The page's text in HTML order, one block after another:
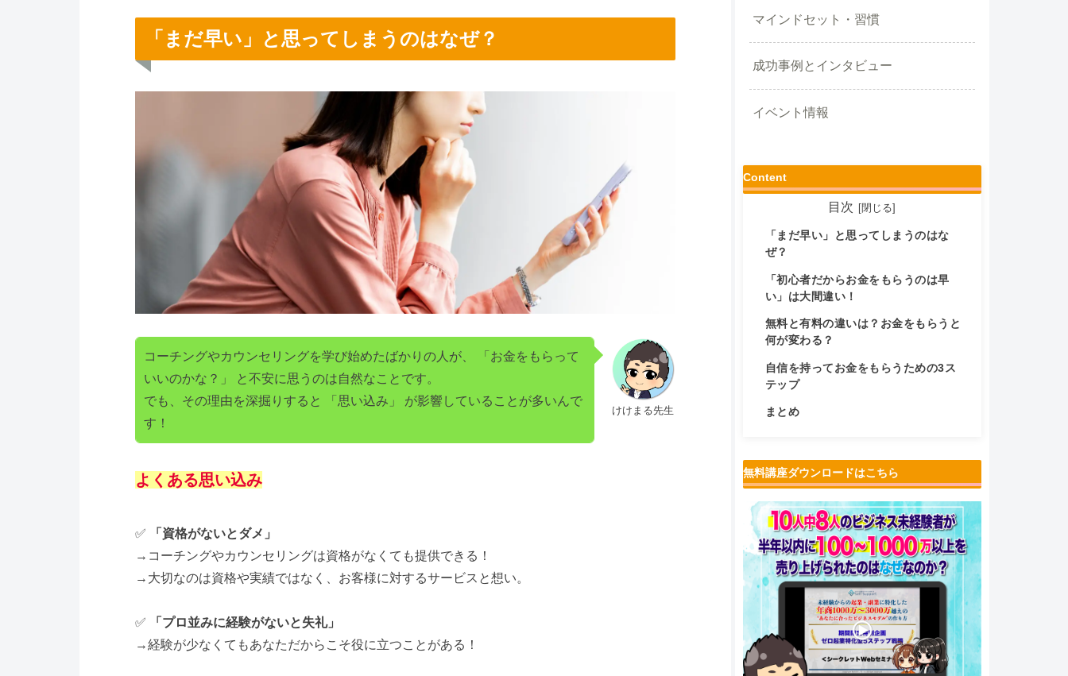
「まだ早い」と思ってしまうのはなぜ？
けけまる先生
コーチングやカウンセリングを学び始めたばかりの人が、 「お金をもらって
いいのかな？」 と不安に思うのは自然なことです。
でも、その理由を深掘りすると 「思い込み」 が影響していることが多いんで
す！
よくある思い込み
✅
「資格がないとダメ」
→コーチングやカウンセリングは資格がなくても提供できる！
→大切なのは資格や実績ではなく、お客様に対するサービスと想い。
✅
「プロ並みに経験がないと失礼」
→経験が少なくてもあなただからこそ役に立つことがある！
マインドセット・習慣
成功事例とインタビュー
イベント情報
Content
目次
「まだ早い」と思ってしまうのはな
ぜ？
「初心者だからお金をもらうのは早
い」は大間違い！
無料と有料の違いは？お金をもらうと
何が変わる？
自信を持ってお金をもらうための3ス
テップ
まとめ
無料講座ダウンロードはこちら